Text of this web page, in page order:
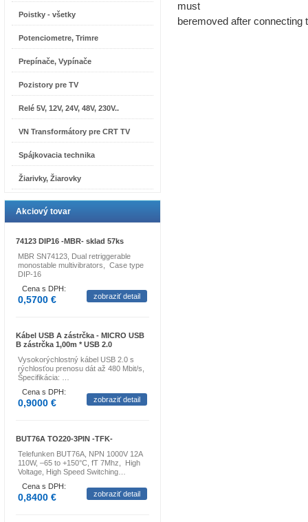
Poistky - všetky
Potenciometre, Trimre
Prepínače, Vypínače
Pozistory pre TV
Relé 5V, 12V, 24V, 48V, 230V..
VN Transformátory pre CRT TV
Spájkovacia technika
Žiarivky, Žiarovky
Akciový tovar
74123 DIP16 -MBR- sklad 57ks
MBR SN74123, Dual retriggerable
monostable multivibrators, Case type
DIP-16
Cena s DPH:
0,5700 € zobraziť detail
Kábel USB A zástrčka - MICRO USB
B zástrčka 1,00m * USB 2.0
Vysokorýchlostný kábel USB 2.0 s
rýchlosťou prenosu dát až 480 Mbit/s,
Špecifikácia: …
Cena s DPH:
0,9000 € zobraziť detail
BUT76A TO220-3PIN -TFK-
Telefunken BUT76A, NPN 1000V 12A
110W, –65 to +150°C, fT 7Mhz, High
Voltage, High Speed Switching…
Cena s DPH:
0,8400 € zobraziť detail
must
beremoved after